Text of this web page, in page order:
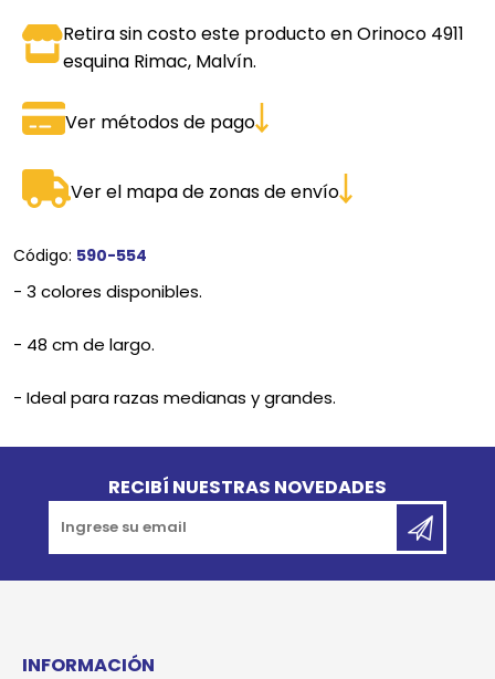
Retira sin costo este producto en Orinoco 4911
esquina Rimac, Malvín.
Ver métodos de pago
Ver el mapa de zonas de envío
Código: 590-554
- 3 colores disponibles.
- 48 cm de largo.
- Ideal para razas medianas y grandes.
RECIBÍ NUESTRAS NOVEDADES
INFORMACIÓN